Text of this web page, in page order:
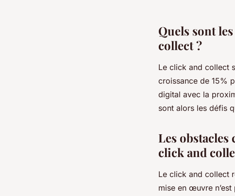
Quels sont
collect ?
Le click and collect
croissance de 15%
digital avec la
sont alors les défis
Les
click and
Le click and collect
mise en œuvre